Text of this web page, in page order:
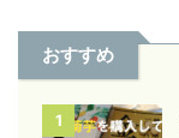
おすすめ
1